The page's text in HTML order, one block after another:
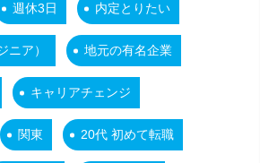
週休3日 内定とりたい
ニア） 地元の有名企業
キャリアチェンジ
関東 20代 初めて転職